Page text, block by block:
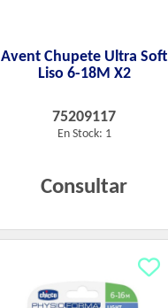
Avent Chupete Ultra Soft
Liso 6-18M X2
75209117
En Stock: 1
Consultar